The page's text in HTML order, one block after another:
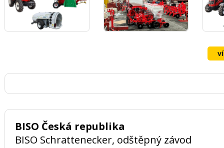
BISO Česká republika
BISO Schrattenecker, odštěpný závod